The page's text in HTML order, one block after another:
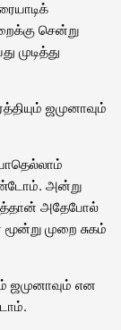
சென்று
ஜமுனாவும்
அன்று
அதேபோல்
முறை சுகம்
ஜமுனாவும் என